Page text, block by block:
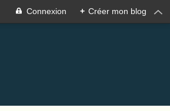
Connexion + Créer mon blog